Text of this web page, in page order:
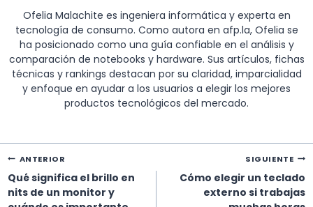
Ofelia Malachite es ingeniera informática y experta en
tecnología de consumo. Como autora en afp.la, Ofelia se
ha posicionado como una guía confiable en el análisis y
comparación de notebooks y hardware. Sus artículos, fichas
técnicas y rankings destacan por su claridad, imparcialidad
y enfoque en ayudar a los usuarios a elegir los mejores
productos tecnológicos del mercado.
Navegación
de
entradas
ANTERIOR
Qué significa el brillo en
nits de un monitor y
SIGUIENTE
Cómo elegir un teclado
externo si trabajas